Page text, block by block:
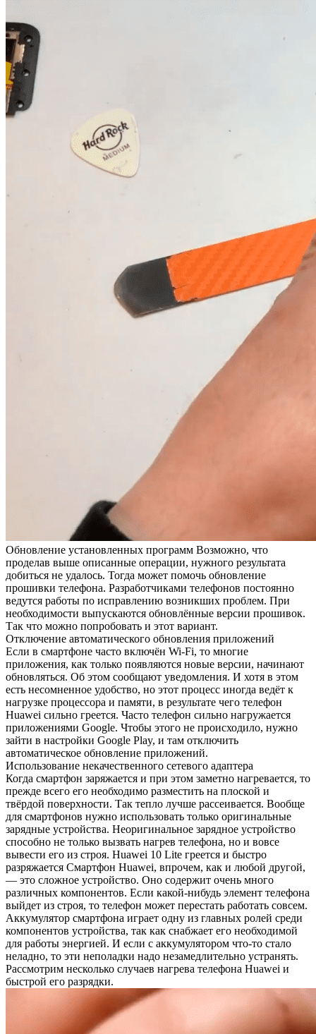
Обновление установленных программ Возможно, что
проделав выше описанные операции, нужного результата
добиться не удалось. Тогда может помочь обновление
прошивки телефона. Разработчиками телефонов постоянно
ведутся работы по исправлению возникших проблем. При
необходимости выпускаются обновлённые версии прошивок.
Так что можно попробовать и этот вариант.
Отключение автоматического обновления приложений
Если в смартфоне часто включён Wi-Fi, то многие
приложения, как только появляются новые версии, начинают
обновляться. Об этом сообщают уведомления. И хотя в этом
есть несомненное удобство, но этот процесс иногда ведёт к
нагрузке процессора и памяти, в результате чего телефон
Huawei сильно греется. Часто телефон сильно нагружается
приложениями Google. Чтобы этого не происходило, нужно
зайти в настройки Google Play, и там отключить
автоматическое обновление приложений.
Использование некачественного сетевого адаптера
Когда смартфон заряжается и при этом заметно нагревается, то
прежде всего его необходимо разместить на плоской и
твёрдой поверхности. Так тепло лучше рассеивается. Вообще
для смартфонов нужно использовать только оригинальные
зарядные устройства. Неоригинальное зарядное устройство
способно не только вызвать нагрев телефона, но и вовсе
вывести его из строя. Huawei 10 Lite греется и быстро
разряжается Смартфон Huawei, впрочем, как и любой другой,
— это сложное устройство. Оно содержит очень много
различных компонентов. Если какой-нибудь элемент телефона
выйдет из строя, то телефон может перестать работать совсем.
Аккумулятор смартфона играет одну из главных ролей среди
компонентов устройства, так как снабжает его необходимой
для работы энергией. И если с аккумулятором что-то стало
неладно, то эти неполадки надо незамедлительно устранять.
Рассмотрим несколько случаев нагрева телефона Huawei и
быстрой его разрядки.